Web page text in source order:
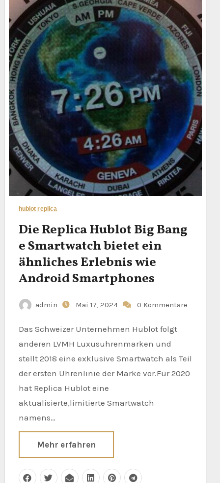
hublot replica
Die Replica Hublot Big Bang
e Smartwatch bietet ein
ähnliches Erlebnis wie
Android Smartphones
admin Mai 17, 2024 0 Kommentare
Das Schweizer Unternehmen Hublot folgt
anderen LVMH Luxusuhrenmarken und
stellt 2018 eine exklusive Smartwatch als Teil
der ersten Uhrenlinie der Marke vor.Für 2020
hat Replica Hublot eine
aktualisierte,limitierte Smartwatch
namens…
Mehr erfahren